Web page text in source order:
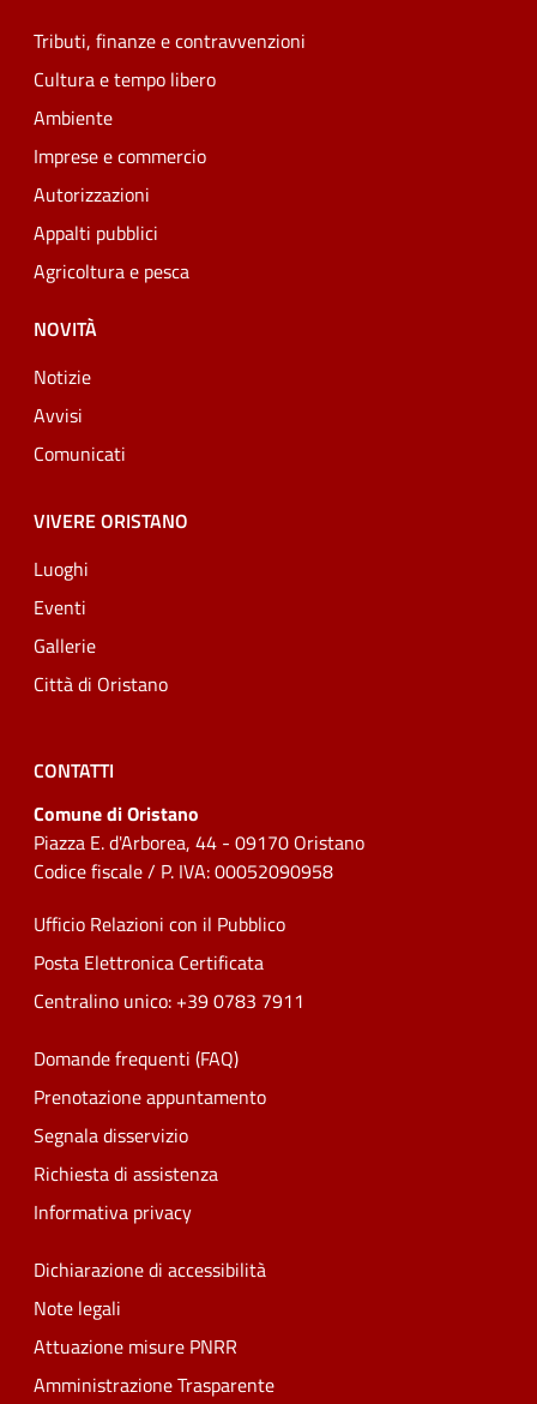
Tributi, finanze e contravvenzioni
Cultura e tempo libero
Ambiente
Imprese e commercio
Autorizzazioni
Appalti pubblici
Agricoltura e pesca
NOVITÀ
Notizie
Avvisi
Comunicati
VIVERE ORISTANO
Luoghi
Eventi
Gallerie
Città di Oristano
CONTATTI
Comune di Oristano
Piazza E. d'Arborea, 44 - 09170 Oristano
Codice fiscale / P. IVA: 00052090958
Ufficio Relazioni con il Pubblico
Posta Elettronica Certificata
Centralino unico: +39 0783 7911
Domande frequenti (FAQ)
Prenotazione appuntamento
Segnala disservizio
Richiesta di assistenza
Informativa privacy
Dichiarazione di accessibilità
Note legali
Attuazione misure PNRR
Amministrazione Trasparente